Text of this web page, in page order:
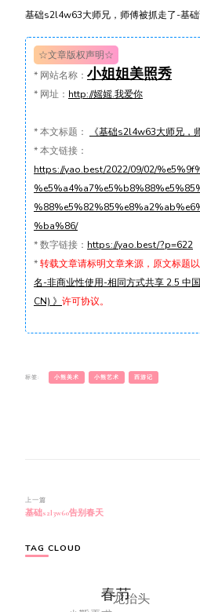
基础s2l4w63大师兄，师傅被抓走了-基
☆文章版权声明☆
* 网站名称： 小姐姐美照秀
* 网址： http://媱媱.我爱你
*本文标题：
《基础s2l4w63大师兄，
*本文链接：
https://yao.best/2022/09/02/
%ba%86/
*数字链接： https://yao.best/?p=622
*转载文章请标明文章来源，原文标题
名-非商业性使用-相同方式共享 2.5 中
CN) 》 许可协议。
标签: 小熊美术 小熊艺术 西游记
博
文
航
上一篇
基础s2l3w60告别春天
TAG CLOUD